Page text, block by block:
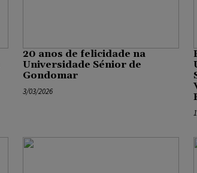
20 anos de felicidade na
Universidade Sénior de
Gondomar
3/03/2026